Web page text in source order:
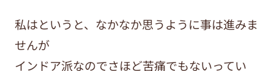
私はというと、なかなか思うように事は進みま
せんが
インドア派なのでさほど苦痛でもないってい